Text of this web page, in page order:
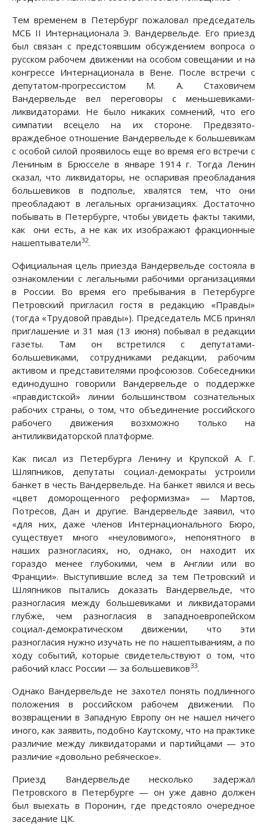
Тем временем в Петербург пожаловал председатель
МСБ II Интернационала Э. Вандервельде. Его приезд
был связан с предстоявшим обсуждением вопроса о
русском рабочем движении на особом совещании и на
конгрессе Интернационала в Вене. После встречи с
депутатом-прогрессистом М. А. Стаховичем
Вандервельде вел переговоры с меньшевиками-
ликвидаторами. Не было никаких сомнений, что его
симпатии всецело на их стороне. Предвзято-
враждебное отношение Вандервельде к большевикам
с особой силой проявилось еще во время его встречи с
Лениным в Брюсселе в январе 1914 г. Тогда Ленин
сказал, что ликвидаторы, не оспаривая преобладания
большевиков в подполье, хвалятся тем, что они
преобладают в легальных организациях. Достаточно
побывать в Петербурге, чтобы увидеть факты такими,
как они есть, а не как их изображают фракционные
нашептыватели32.
Официальная цель приезда Вандервельде состояла в
ознакомлении с легальными рабочими организациями
в России. Во время его пребывания в Петербурге
Петровский пригласил гостя в редакцию «Правды»
(тогда «Трудовой правды»). Председатель МСБ принял
приглашение и 31 мая (13 июня) побывал в редакции
газеты. Там он встретился с депутатами-
большевиками, сотрудниками редакции, рабочим
активом и представителями профсоюзов. Собеседники
единодушно говорили Вандервельде о поддержке
«правдистской» линии большинством сознательных
рабочих страны, о том, что объединение российского
рабочего движения возхможно только на
антиликвидаторской платформе.
Как писал из Петербурга Ленину и Крупской А. Г.
Шляпников, депутаты социал-демократы устроили
банкет в честь Вандервельде. На банкет явился и весь
«цвет доморощенного реформизма» — Мартов,
Потресов, Дан и другие. Вандервельде заявил, что
«для них, даже членов Интернационального Бюро,
существует много «неуловимого», непонятного в
наших разногласиях, но, однако, он находит их
гораздо менее глубокими, чем в Англии или во
Франции». Выступившие вслед за тем Петровский и
Шляпников пытались доказать Вандервельде, что
разногласия между большевиками и ликвидаторами
глубже, чем разногласия в западноевропейском
социал-демократическом движении, что эти
разногласия нужно изучать не по нашептываниям, а по
ходу событий, которые свидетельствуют о том, что
рабочий класс России — за большевиков33.
Однако Вандервельде не захотел понять подлинного
положения в российском рабочем движении. По
возвращении в Западную Европу он не нашел ничего
иного, как заявить, подобно Каутскому, что на практике
различие между ликвидаторами и партийцами — это
различие «довольно ребяческое».
Приезд Вандервельде несколько задержал
Петровского в Петербурге — он уже давно должен
был выехать в Поронин, где предстояло очередное
заседание ЦК.